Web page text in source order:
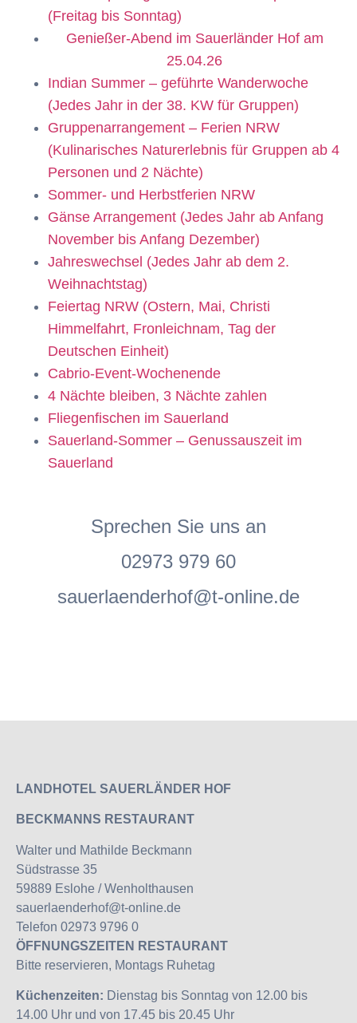
(Freitag bis Sonntag)
Genießer-Abend im Sauerländer Hof am
25.04.26
Indian Summer – geführte Wanderwoche
(Jedes Jahr in der 38. KW für Gruppen)
Gruppenarrangement – Ferien NRW
(Kulinarisches Naturerlebnis für Gruppen ab 4
Personen und 2 Nächte)
Sommer- und Herbstferien NRW
Gänse Arrangement (Jedes Jahr ab Anfang
November bis Anfang Dezember)
Jahreswechsel (Jedes Jahr ab dem 2.
Weihnachtstag)
Feiertag NRW (Ostern, Mai, Christi
Himmelfahrt, Fronleichnam, Tag der
Deutschen Einheit)
Cabrio-Event-Wochenende
4 Nächte bleiben, 3 Nächte zahlen
Fliegenfischen im Sauerland
Sauerland-Sommer – Genussauszeit im
Sauerland
Sprechen Sie uns an
02973 979 60
sauerlaenderhof@t-online.de
LANDHOTEL SAUERLÄNDER HOF
BECKMANNS RESTAURANT
Walter und Mathilde Beckmann
Südstrasse 35
59889 Eslohe / Wenholthausen
sauerlaenderhof@t-online.de
Telefon 02973 9796 0
ÖFFNUNGSZEITEN RESTAURANT
Bitte reservieren, Montags Ruhetag
Küchenzeiten: Dienstag bis Sonntag von 12.00 bis
14.00 Uhr und von 17.45 bis 20.45 Uhr